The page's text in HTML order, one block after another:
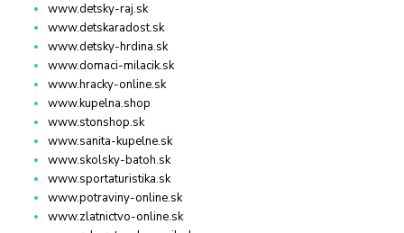
www.detsky-raj.sk
www.detskaradost.sk
www.detsky-hrdina.sk
www.domaci-milacik.sk
www.hracky-online.sk
www.kupelna.shop
www.stonshop.sk
www.sanita-kupelne.sk
www.skolsky-batoh.sk
www.sportaturistika.sk
www.potraviny-online.sk
www.zlatnictvo-online.sk